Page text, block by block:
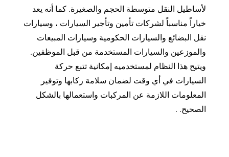
لأساطيل النقل متوسطة الحجم والصغيرة. كما أنه يعد
خياراً مناسباً لشركات تأمين وتأجير السيارات ، وسيارات
نقل البضائع والسيارات الحكومية وسيارات المبيعات
والموزعين والسيارات المستخدمة من قبل الموظفين.
ويتيح هذا النظام لمستخدميه إمكانية تتبع حركة
السيارات في أي وقت لضمان سلامة ركابها وتوفير
المعلومات اللازمة عن المركبات واستعمالها بالشكل
الصحيح. .